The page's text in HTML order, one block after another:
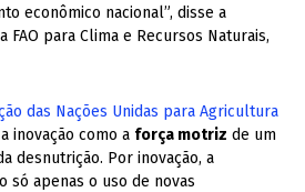
econômico nacional”, disse a
para Clima e Recursos Naturais,
das Nações Unidas para Agricultura
inovação como a força motriz de um
desnutrição. Por inovação, a
só apenas o uso de novas